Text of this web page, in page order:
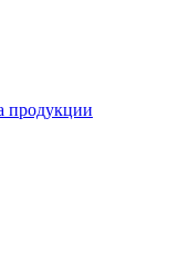
продукции